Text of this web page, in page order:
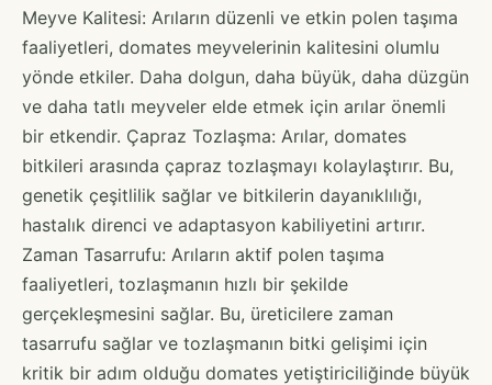
Meyve Kalitesi: Arıların düzenli ve etkin polen taşıma
faaliyetleri, domates meyvelerinin kalitesini olumlu
yönde etkiler. Daha dolgun, daha büyük, daha düzgün
ve daha tatlı meyveler elde etmek için arılar önemli
bir etkendir. Çapraz Tozlaşma: Arılar, domates
bitkileri arasında çapraz tozlaşmayı kolaylaştırır. Bu,
genetik çeşitlilik sağlar ve bitkilerin dayanıklılığı,
hastalık direnci ve adaptasyon kabiliyetini artırır.
Zaman Tasarrufu: Arıların aktif polen taşıma
faaliyetleri, tozlaşmanın hızlı bir şekilde
gerçekleşmesini sağlar. Bu, üreticilere zaman
tasarrufu sağlar ve tozlaşmanın bitki gelişimi için
kritik bir adım olduğu domates yetiştiriciliğinde büyük